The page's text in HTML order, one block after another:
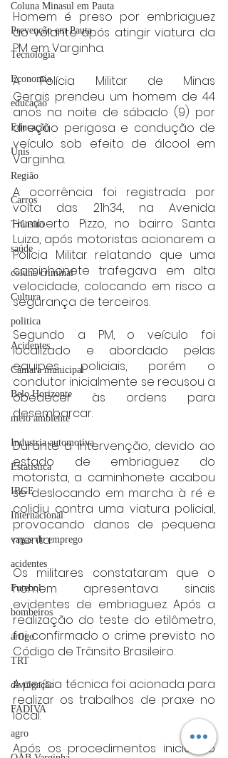
Coluna Minasul em Pauta
Prevenção em Pauta
Tecnologia
Economia
educaçao
Educação
Unis
Região
Carros
Trânsito
saúde
coluna criminal
Cultura
politica
Acidentes
Câmara municipal
Belo Horizonte
meio ambiente
Industria automotiva
Estatística
IBGE
Internacional
vagas de emprego
acidentes
Futebol
bombeiros
artigo
TRT
divulgação
FADIVA
agro
Homem é preso por embriaguez
ao volante após atingir viatura da
PM em Varginha.
A Polícia Militar de Minas
Gerais prendeu um homem de 44
anos na noite de sábado (9) por
direção perigosa e condução de
veículo sob efeito de álcool em
Varginha.
A ocorrência foi registrada por
volta das 21h34, na Avenida
Humberto Pizzo, no bairro Santa
Luiza, após motoristas acionarem a
Polícia Militar relatando que uma
caminhonete trafegava em alta
velocidade, colocando em risco a
segurança de terceiros.
Segundo a PM, o veículo foi
localizado e abordado pelas
equipes policiais, porém o
condutor inicialmente se recusou a
obedecer às ordens para
desembarcar.
Durante a intervenção, devido ao
estado de embriaguez do
motorista, a caminhonete acabou
se deslocando em marcha à ré e
colidiu contra uma viatura policial,
provocando danos de pequena
monta.
Os militares constataram que o
homem apresentava sinais
evidentes de embriaguez. Após a
realização do teste do etilômetro,
foi confirmado o crime previsto no
Código de Trânsito Brasileiro.
A perícia técnica foi acionada para
realizar os trabalhos de praxe no
local.
Após os procedimentos iniciais, o